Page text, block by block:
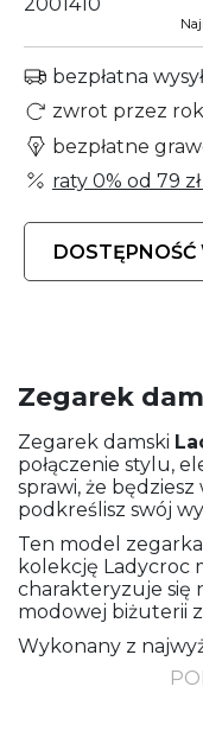
bezpłatna
zwrot przez rok
bezpłatne
raty 0% od 79 zł
Zegarek
Zegarek damski
połączenie stylu,
sprawi, że będziesz
podkreślisz swój
Ten model
kolekcję Ladycroc
charakteryzuje się
modowej biżuterii
Wykonany z
ten posiada
dodają mu
dominuje zarówno
tarczy tego